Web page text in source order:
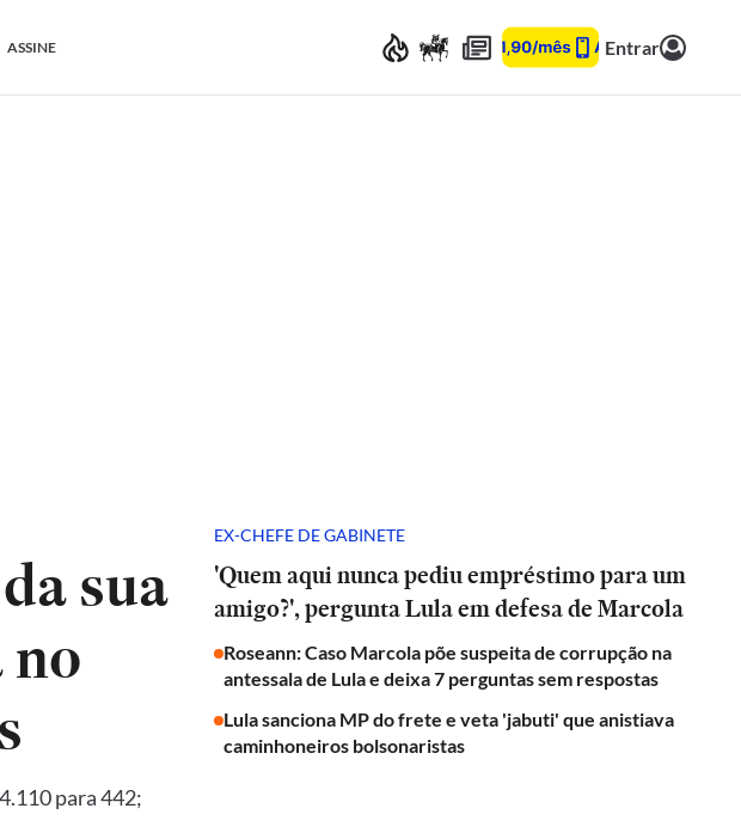
ASSINE Entrar
sua
no
para 442;
EX-CHEFE DE GABINETE
'Quem aqui nunca pediu empréstimo para um
amigo?', pergunta Lula em defesa de Marcola
Roseann: Caso Marcola põe suspeita de corrupção na
antessala de Lula e deixa 7 perguntas sem respostas
Lula sanciona MP do frete e veta 'jabuti' que anistiava
caminhoneiros bolsonaristas